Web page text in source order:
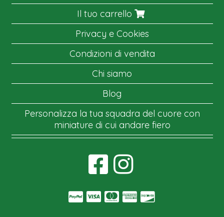
Il tuo carrello
Privacy e Cookies
Condizioni di vendita
Chi siamo
Blog
Personalizza la tua squadra del cuore con
miniature di cui andare fiero